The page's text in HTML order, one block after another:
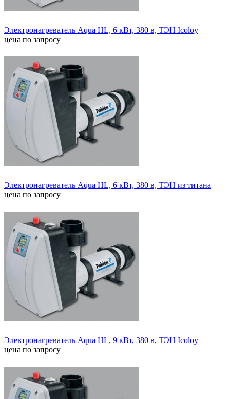
Электронагреватель Aqua HL, 6 кВт, 380 в, ТЭН Icoloy
цена по запросу
Электронагреватель Aqua HL, 6 кВт, 380 в, ТЭН из титана
цена по запросу
Электронагреватель Aqua HL, 9 кВт, 380 в, ТЭН Icoloy
цена по запросу